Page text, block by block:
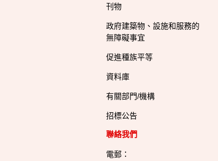
刊物
政府建築物、設施和服務的
無障礙事宜
促進種族平等
資料庫
有關部門/機構
招標公告
聯絡我們
電郵：